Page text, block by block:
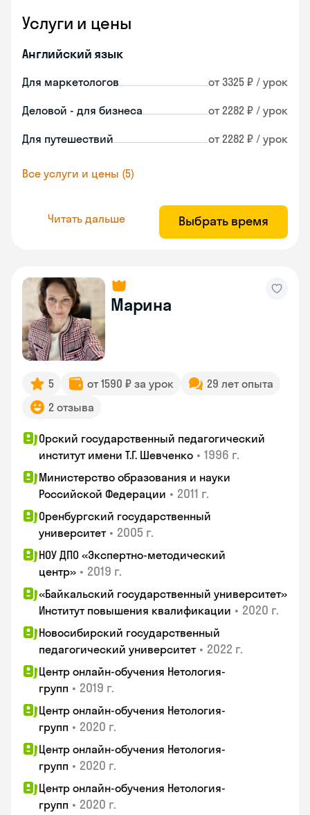
Услуги и цены
Английский язык
Для маркетологов от 3325 ₽ / урок
Деловой - для бизнеса от 2282 ₽ / урок
Для путешествий от 2282 ₽ / урок
Все услуги и цены (5)
Читать дальше Выбрать время
Марина
5 от 1590 ₽ за урок
29 лет опыта
2 отзыва
Орский государственный педагогический
институт имени Т.Г. Шевченко • 1996 г.
Министерство образования и науки
Российской Федерации • 2011 г.
Оренбургский государственный
университет • 2005 г.
НОУ ДПО «Экспертно-методический
центр» • 2019 г.
«Байкальский государственный университет»
Институт повышения квалификации • 2020 г.
Новосибирский государственный
педагогический университет • 2022 г.
Центр онлайн-обучения Нетология-
групп • 2019 г.
Центр онлайн-обучения Нетология-
групп • 2020 г.
Центр онлайн-обучения Нетология-
групп • 2020 г.
Центр онлайн-обучения Нетология-
групп • 2020 г.